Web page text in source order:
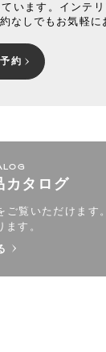
います。インテ
なしでもお気軽に
約
カタログ
ご覧いただけます。
す。